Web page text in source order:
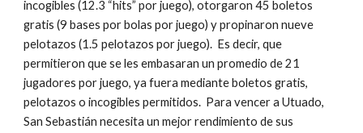
incogibles (12.3 “hits” por juego), otorgaron 45 boletos
gratis (9 bases por bolas por juego) y propinaron nueve
pelotazos (1.5 pelotazos por juego).  Es decir, que
permitieron que se les embasaran un promedio de 21
jugadores por juego, ya fuera mediante boletos gratis,
pelotazos o incogibles permitidos.  Para vencer a Utuado,
San Sebastián necesita un mejor rendimiento de sus